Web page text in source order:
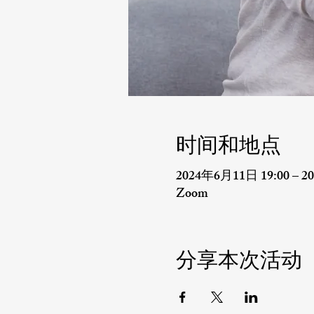
时间和地点
2024年6月11日 19:00 –
Zoom
分享本次活动